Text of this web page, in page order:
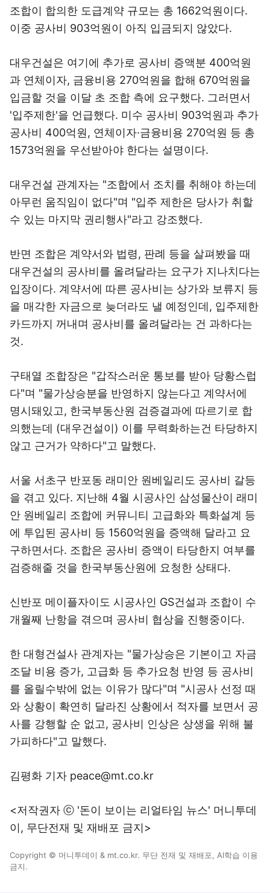
조합이 합의한 도급계약 규모는 총 1662억원이다.
이중 공사비 903억원이 아직 입금되지 않았다.
대우건설은 여기에 추가로 공사비 증액분 400억원
과 연체이자, 금융비용 270억원을 합해 670억원을
입금할 것을 이달 초 조합 측에 요구했다. 그러면서
'입주제한'을 언급했다. 미수 공사비 903억원과 추가
공사비 400억원, 연체이자·금융비용 270억원 등 총
1573억원을 우선받아야 한다는 설명이다.
대우건설 관계자는 "조합에서 조치를 취해야 하는데
아무런 움직임이 없다"며 "입주 제한은 당사가 취할
수 있는 마지막 권리행사"라고 강조했다.
반면 조합은 계약서와 법령, 판례 등을 살펴봤을 때
대우건설의 공사비를 올려달라는 요구가 지나치다는
입장이다. 계약서에 따른 공사비는 상가와 보류지 등
을 매각한 자금으로 늦더라도 낼 예정인데, 입주제한
카드까지 꺼내며 공사비를 올려달라는 건 과하다는
것.
구태열 조합장은 "갑작스러운 통보를 받아 당황스럽
다"며 "물가상승분을 반영하지 않는다고 계약서에
명시돼있고, 한국부동산원 검증결과에 따르기로 합
의했는데 (대우건설이) 이를 무력화하는건 타당하지
않고 근거가 약하다"고 말했다.
서울 서초구 반포동 래미안 원베일리도 공사비 갈등
을 겪고 있다. 지난해 4월 시공사인 삼성물산이 래미
안 원베일리 조합에 커뮤니티 고급화와 특화설계 등
에 투입된 공사비 등 1560억원을 증액해 달라고 요
구하면서다. 조합은 공사비 증액이 타당한지 여부를
검증해줄 것을 한국부동산원에 요청한 상태다.
신반포 메이플자이도 시공사인 GS건설과 조합이 수
개월째 난항을 겪으며 공사비 협상을 진행중이다.
한 대형건설사 관계자는 "물가상승은 기본이고 자금
조달 비용 증가, 고급화 등 추가요청 반영 등 공사비
를 올릴수밖에 없는 이유가 많다"며 "시공사 선정 때
와 상황이 확연히 달라진 상황에서 적자를 보면서 공
사를 강행할 순 없고, 공사비 인상은 상생을 위해 불
가피하다"고 말했다.
김평화 기자 peace@mt.co.kr
<저작권자 ⓒ '돈이 보이는 리얼타임 뉴스' 머니투데
이, 무단전재 및 재배포 금지>
Copyright © 머니투데이 & mt.co.kr. 무단 전재 및 재배포, AI학습 이용
금지.